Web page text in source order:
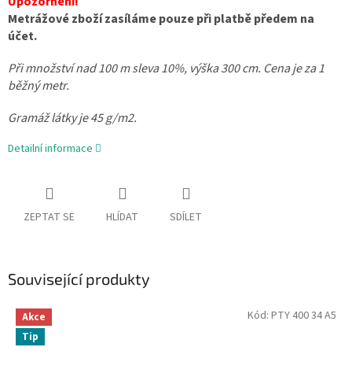
Metrážové zboží zasíláme pouze při platbě předem na
účet.
Při množství nad 100 m sleva 10%, výška 300 cm. Cena je za 1
běžný metr.
Gramáž látky je 45 g/m2.
Detailní informace
ZEPTAT SE HLÍDAT SDÍLET
Související produkty
Akce
Tip
Kód: PTY 400 34 A5